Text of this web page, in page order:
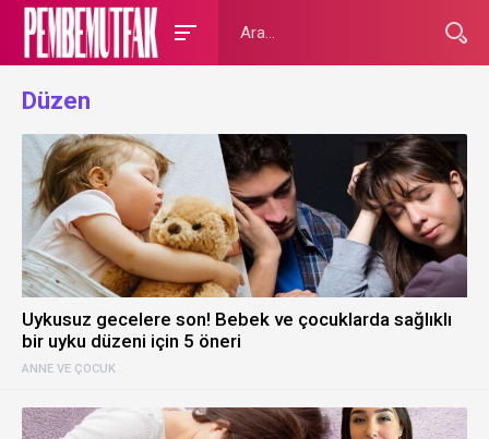
Düzen
ANNE VE ÇOCUK
Uykusuz gecelere son! Bebek ve çocuklarda sağlıklı
bir uyku düzeni için 5 öneri